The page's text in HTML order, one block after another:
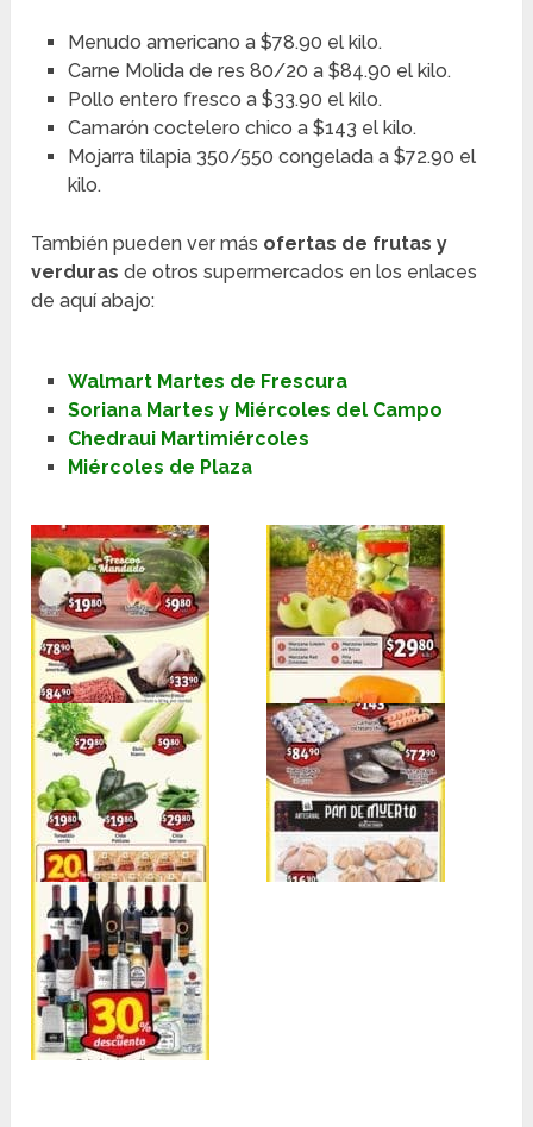
Menudo americano a $78.90 el kilo.
Carne Molida de res 80/20 a $84.90 el kilo.
Pollo entero fresco a $33.90 el kilo.
Camarón coctelero chico a $143 el kilo.
Mojarra tilapia 350/550 congelada a $72.90 el
kilo.
También pueden ver más ofertas de frutas y
verdurasde otros supermercados en los enlaces
de aquí abajo:
Walmart Martes de Frescura
Soriana Martes y Miércoles del Campo
Chedraui Martimiércoles
Miércoles de Plaza